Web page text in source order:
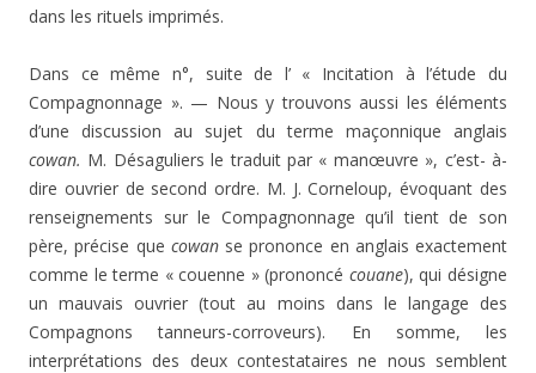
dans les rituels im­primés.
Dans ce même n°, suite de l’ « Incitation à l’étude du
Compagnonnage ». — Nous y trouvons aussi les éléments
d’une discussion au sujet du terme maçonnique anglais
cowan. M. Désaguliers le traduit par « manœuvre », c’est- à-
dire ouvrier de second ordre. M. J. Corneloup, évoquant des
renseignements sur le Compagnonnage qu’il tient de son
père, précise que cowanse prononce en anglais exac­tement
comme le terme « couenne » (prononcé couane), qui désigne
un mauvais ouvrier (tout au moins dans le langa­ge des
Compagnons tanneurs-corroveurs). En somme, les
interprétations des deux contestataires ne nous semblent